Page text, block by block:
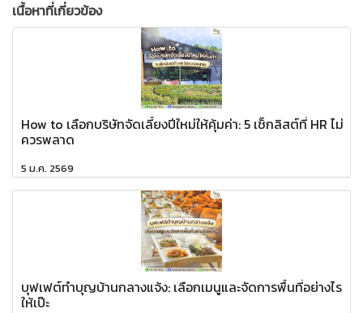
เนื้อหาที่เกี่ยวข้อง
How to เลือกบริษัทจัดเลี้ยงปีใหม่ให้คุ้มค่า: 5 เช็กลิสต์ที่ HR ไม่
ควรพลาด
5 ม.ค. 2569
บุฟเฟต์ทำบุญบ้านกลางแจ้ง: เลือกเมนูและจัดการพื้นที่อย่างไร
ให้เป๊ะ